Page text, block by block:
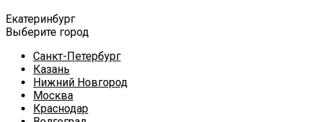
Екатеринбург
Выберите город
Санкт-Петербург
Казань
Нижний Новгород
Москва
Краснодар